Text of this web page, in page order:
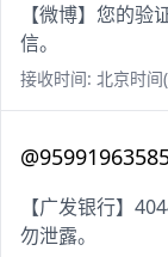
【微博】您的
信。
接收时间: 北京时
【广发银行】
勿泄露。